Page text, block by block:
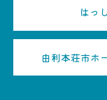
はっ
由利本荘市ホ